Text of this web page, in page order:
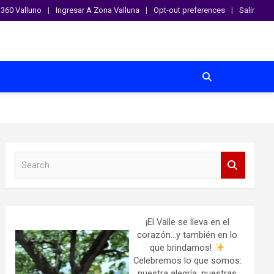
360 Valluno Ingresar A Zona Valluna Opt-out preferences Salir
¡El Valle se lleva en el
corazón…y también en lo
que brindamos!
Celebremos lo que somos: